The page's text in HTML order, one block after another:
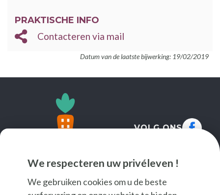
We respecteren uw privéleven !
We gebruiken cookies om u de beste
PRAKTISCHE INFO
Contacteren via mail
Datum van de laatste bijwerking: 19/02/2019
VOLG ONS